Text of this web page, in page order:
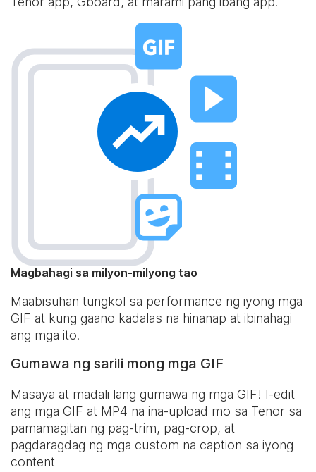
Magbahagi sa milyon-milyong tao
Maabisuhan tungkol sa performance ng iyong mga
GIF at kung gaano kadalas na hinanap at ibinahagi
ang mga ito.
Gumawa ng sarili mong mga GIF
Masaya at madali lang gumawa ng mga GIF! I-edit
ang mga GIF at MP4 na ina-upload mo sa Tenor sa
pamamagitan ng pag-trim, pag-crop, at
pagdaragdag ng mga custom na caption sa iyong
content